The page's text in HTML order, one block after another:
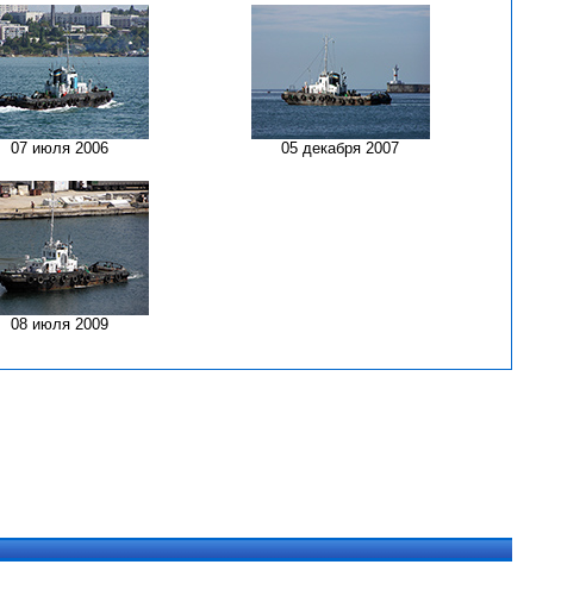
07 июля 2006 05 декабря 2007
08 июля 2009